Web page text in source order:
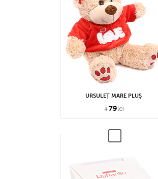
URSULEȚ MARE PLUȘ
+79lei